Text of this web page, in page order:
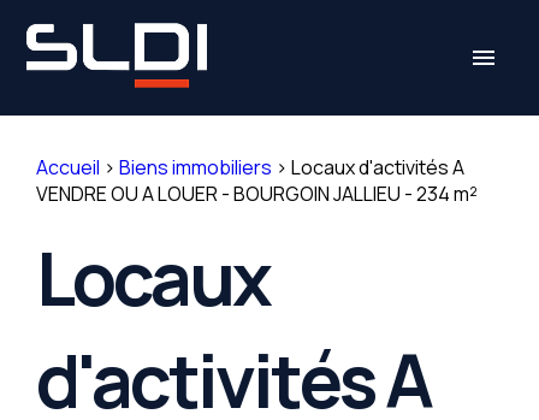
menu
Accueil > Biens immobiliers > Locaux d'activités A
VENDRE OU A LOUER - BOURGOIN JALLIEU - 234 m²
Locaux
d'activités A